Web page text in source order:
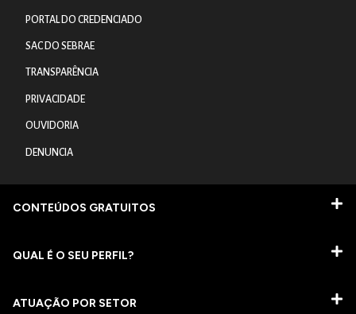
PORTAL DO CREDENCIADO
SAC DO SEBRAE
TRANSPARÊNCIA
PRIVACIDADE
OUVIDORIA
DENUNCIA
CONTEÚDOS GRATUITOS
QUAL É O SEU PERFIL?
ATUAÇÃO POR SETOR